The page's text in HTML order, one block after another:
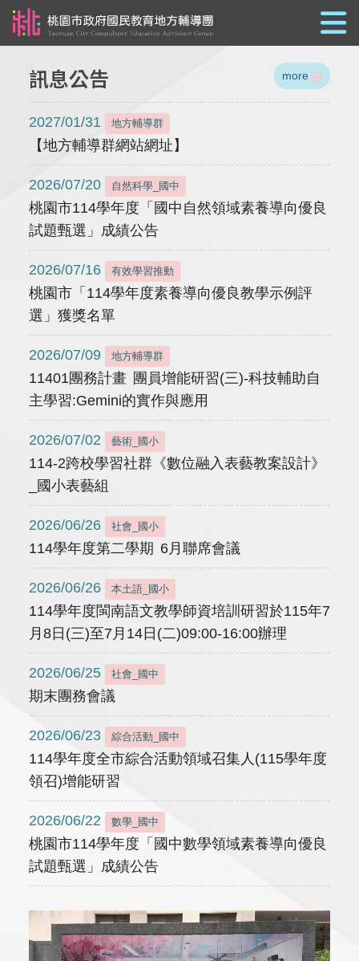
訊息公告 more
2027/01/31 地方輔導群
【地方輔導群網站網址】
2026/07/20 自然科學_國中
桃園市114學年度「國中自然領域素養導向優良
試題甄選」成績公告
2026/07/16 有效學習推動
桃園市「114學年度素養導向優良教學示例評
選」獲獎名單
2026/07/09 地方輔導群
11401團務計畫 團員增能研習(三)-科技輔助自
主學習:Gemini的實作與應用
2026/07/02 藝術_國小
114-2跨校學習社群《數位融入表藝教案設計》
_國小表藝組
2026/06/26 社會_國小
114學年度第二學期 6月聯席會議
2026/06/26 本土語_國小
114學年度閩南語文教學師資培訓研習於115年7
月8日(三)至7月14日(二)09:00-16:00辦理
2026/06/25 社會_國中
期末團務會議
2026/06/23 綜合活動_國中
114學年度全市綜合活動領域召集人(115學年度
領召)增能研習
2026/06/22 數學_國中
桃園市114學年度「國中數學領域素養導向優良
試題甄選」成績公告